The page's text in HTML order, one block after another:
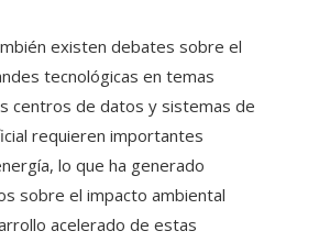
existen debates sobre el
tecnológicas en temas
centros de datos y sistemas de
requieren importantes
lo que ha generado
sobre el impacto ambiental
acelerado de estas